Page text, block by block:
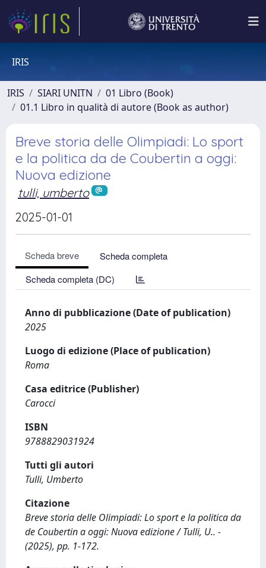
IRIS
IRIS SIARI UNITN
01 Libro (Book)
01.1 Libro in qualità di autore (Book as author)
Breve storia delle Olimpiadi: Lo sport
e la politica da de Coubertin a oggi:
Nuova edizione
tulli, umberto
2025-01-01
Scheda breve
Scheda completa
Scheda completa (DC)
Anno di pubblicazione (Date of publication)
2025
Luogo di edizione (Place of publication)
Roma
Casa editrice (Publisher)
Carocci
ISBN
9788829031924
Tutti gli autori
Tulli, Umberto
Citazione
Breve storia delle Olimpiadi: Lo sport e la politica da
de Coubertin a oggi: Nuova edizione / Tulli, U.. -
(2025), pp. 1-172.